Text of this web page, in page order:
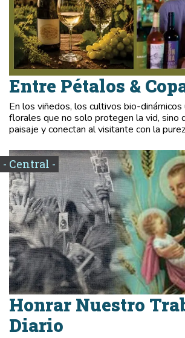
Entre Pétalos &
En los viñedos, los cultivos bio-
florales que no solo protegen la vid, sino
paisaje y conectan al visitante con la
- Central -
Honrar Nuestro
Diario